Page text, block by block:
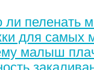
ли пеленать
для самых
малыш